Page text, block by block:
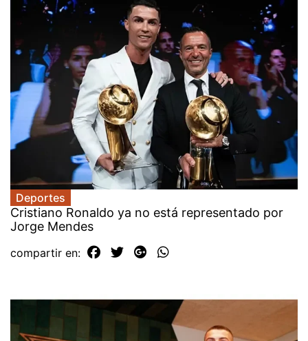
Deportes
Cristiano Ronaldo ya no está representado por
Jorge Mendes
compartir en: